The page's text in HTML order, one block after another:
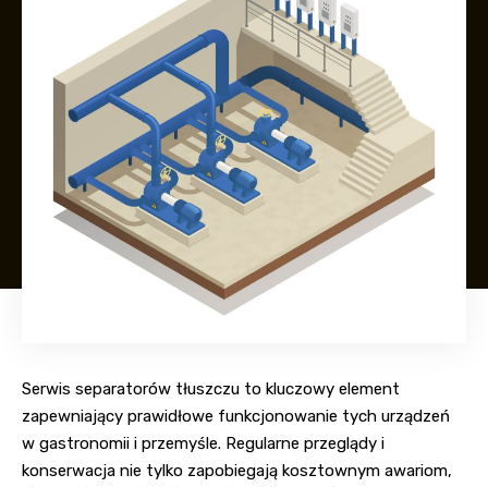
Serwis separatorów tłuszczu to kluczowy element
zapewniający prawidłowe funkcjonowanie tych urządzeń
w gastronomii i przemyśle. Regularne przeglądy i
konserwacja nie tylko zapobiegają kosztownym awariom,